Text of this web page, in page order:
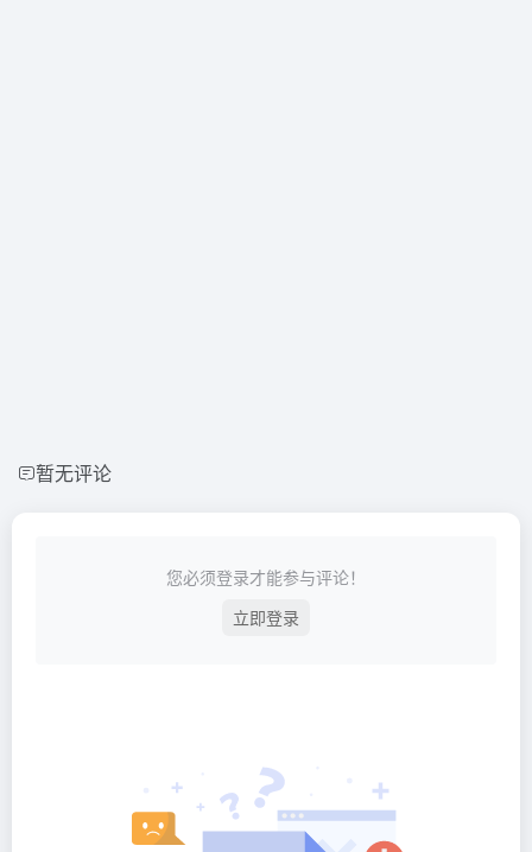
暂无评论
您必须登录才能参与评论！
立即登录